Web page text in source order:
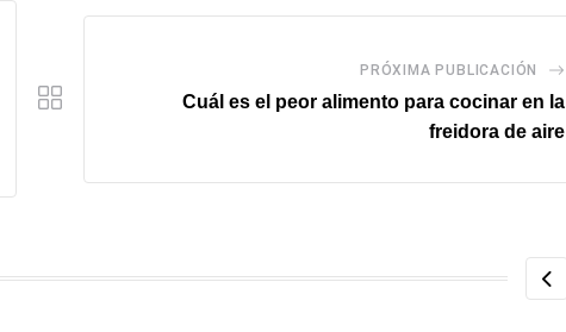
PRÓXIMA PUBLICACIÓN
Cuál es el peor alimento para cocinar en la
freidora de aire